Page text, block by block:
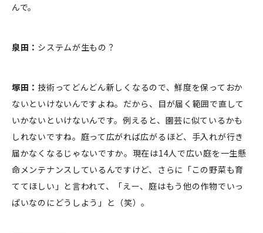
んで。
泉田： システムが生もの？
塚田： 技術ってどんどん新しくなるので、鮮度を保っておか
ないといけないんですよね。だから、目が届く範囲で直して
いかないといけないんです。例えると、園芸に似ているかも
しれないですね。庭って広がれば広がるほど、手入れが行き
届かなくなるじゃないですか。現在は14人で広い庭を一生懸
命メンテナンスしているんですけど、さらに「この野菜も育
ててほしい」と言われて、「えー、庭はもう他の作物でいっ
ぱいなのにどうしよう」と（笑）。